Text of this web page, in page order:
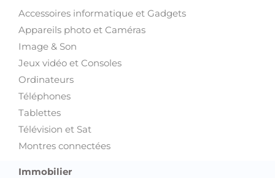
Accessoires informatique et Gadgets
Appareils photo et Caméras
Image & Son
Jeux vidéo et Consoles
Ordinateurs
Téléphones
Tablettes
Télévision et Sat
Montres connectées
Immobilier